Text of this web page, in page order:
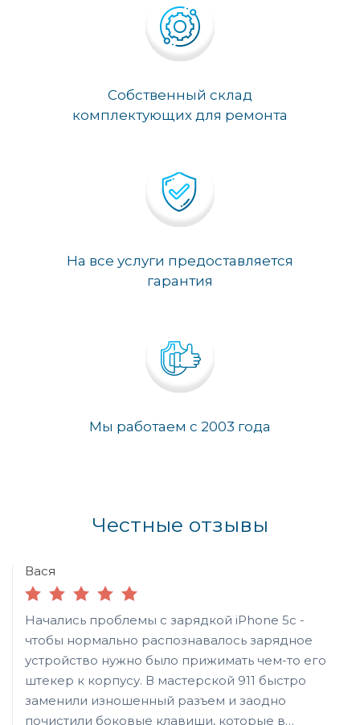
Собственный склад
комплектующих для ремонта
На все услуги предоставляется
гарантия
Мы работаем с 2003 года
Честные отзывы
Вася
Начались проблемы с зарядкой iPhone 5c -
чтобы нормально распознавалось зарядное
устройство нужно было прижимать чем-то его
штекер к корпусу. В мастерской 911 быстро
заменили изношенный разъем и заодно
почистили боковые клавиши, которые в